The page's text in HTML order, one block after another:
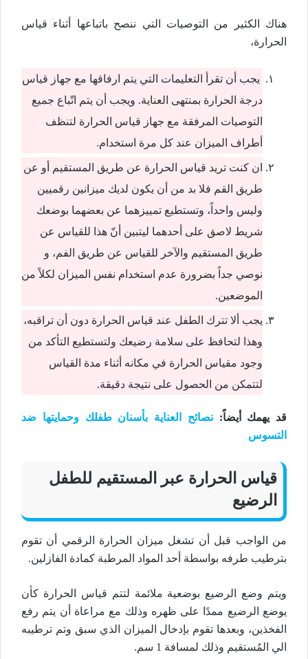
هناك الكثير من التوصيات التي ننصح باتباعها أثناء قياس
الحرارة،
يجب أن تقرأ التعليمات التي يتم ارفاقها مع جهاز قياس
درجة الحرارة بمنتهى العناية. ويجب أن يتم اتّباع جميع
التوصيات المرفقة مع جهاز قياس الحرارة لتنظف
أطراف الميزان عند كل مرة استخدام.
ان كنت تريد قياس الحرارة عن طريق المستقيم أو عن
طريق القم فلا بد من أن يكون لديك ميزانين رقميين
وليس واحداً، وتستطيع تمييزهما عن بعضهما بوضعك
شريط لاصق على أحدهما ليتبين أنّ هذا للقياس عن
طريق المستقيم والآخر للقياس عن طريق الفم، و
نوصي جداً بضرورة عدم استخدام نفس الميزان لكلاً من
الموضعين.
يجب ألا تترك الطفل عند قياس الحرارة دون أن تراقبه،
وهذا لتحافظ على سلامة رضيعك ولتستطيع التأكد من
وجود مقياس الحرارة في مكانه أثناء مدة القياس
لتتمكن من الحصول على نتيجة دقيقة.
قد يهمك أيضاً:نصائح العناية بأسنان طفلك وحمايتها ضد
التسوس
قياس الحرارة عبر المستقيم للطفل
الرضيع
من الواجب قبل أن تشغل ميزان الحرارة الرقمي أن تقوم
بترطيب طرفه بواسطة أحد المواد المرطبة كمادة الفازلين.
ويتم وضع الرضيع بوضعية ملائمة لتتم قياس الحرارة كأن
يوضع الرضيع ممدًا على ظهره وذلك مع مراعاة أن يتم رفع
الفخذين، وبعدها تقوم بإدخال الميزان الذي سبق وتم ترطيبه
الي المُستقيم وذلك لمسافة 1 سم.